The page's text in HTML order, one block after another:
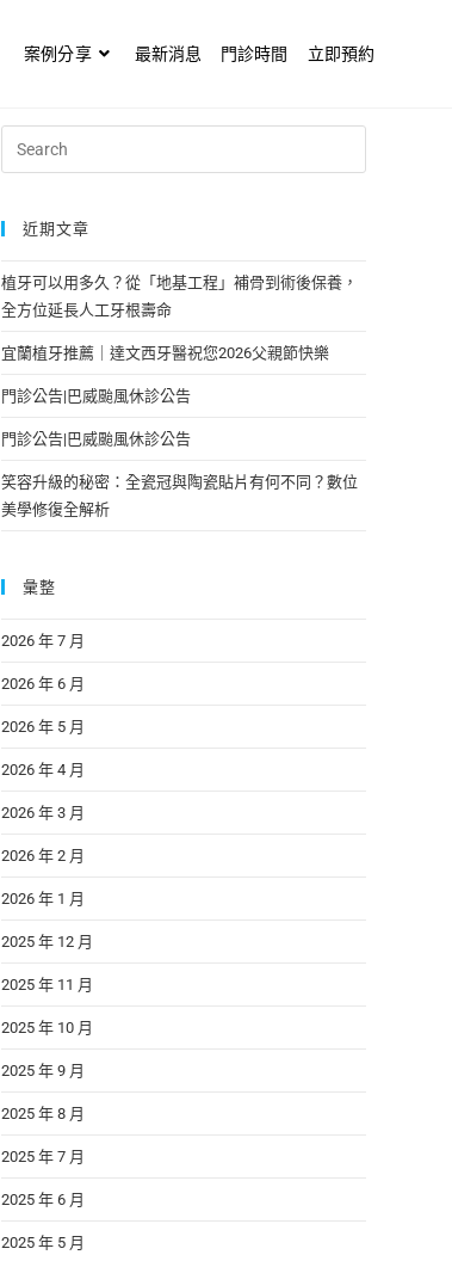
案例分享 最新消息 門診時間 立即預約
近期文章
植牙可以用多久？從「地基工程」補骨到術後保養，
全方位延長人工牙根壽命
宜蘭植牙推薦｜達文西牙醫祝您2026父親節快樂
門診公告|巴威颱風休診公告
門診公告|巴威颱風休診公告
笑容升級的秘密：全瓷冠與陶瓷貼片有何不同？數位
美學修復全解析
彙整
2026 年 7 月
2026 年 6 月
2026 年 5 月
2026 年 4 月
2026 年 3 月
2026 年 2 月
2026 年 1 月
2025 年 12 月
2025 年 11 月
2025 年 10 月
2025 年 9 月
2025 年 8 月
2025 年 7 月
2025 年 6 月
2025 年 5 月